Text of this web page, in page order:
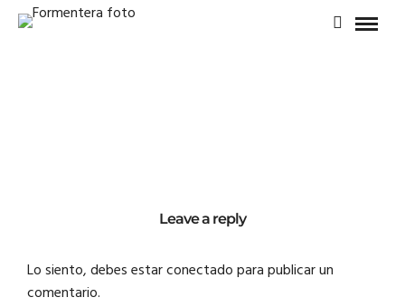
Leave a reply
Lo siento, debes estarconectadopara publicar un
comentario.